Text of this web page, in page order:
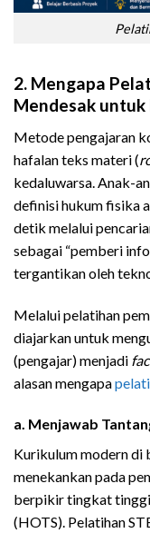
2. Mengapa
Mendesak
Metode pengajaran
hafalan teks materi (
kedaluwarsa. Anak-
definisi hukum fisika
detik melalui
sebagai “pemberi
tergantikan oleh
Melalui pelatihan
diajarkan untuk
(pengajar) menjadi
alasan mengapa
a. Menjawab
Kurikulum modern di
menekankan pada
berpikir tingkat
(HOTS). Pelatihan